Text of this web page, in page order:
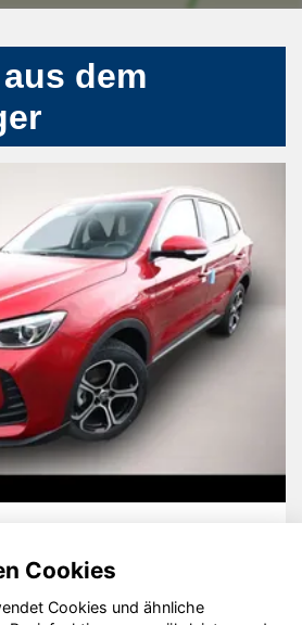
dem
Cookies
Cookies und ähnliche